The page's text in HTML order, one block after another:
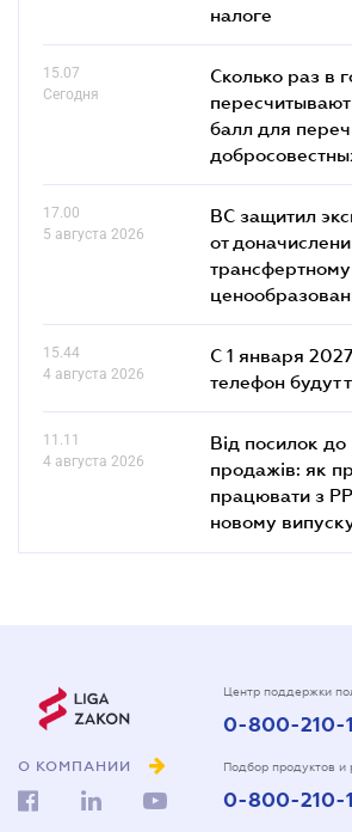
налоге
15.07
Сегодня
Сколько раз в
балл для
17.00
5 августа 2026
ВС защитил
от
трансфертному
15.44
4 августа 2026
С 1 января
телефон будут
11.11
4 августа 2026
Від посилок до
продажів: як
працювати з
новому
О КОМПАНИИ
Центр поддержки
0-800-210-
Подбор продуктов и
0-800-210-